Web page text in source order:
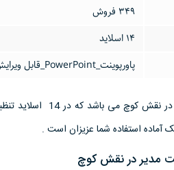
349 فروش
14 اسلاید
پاورپوینت_PowerPoint_قابل ویرایش
این پاورپوینت
آماده استفاده شما عزیزان است .
مدیر در نقش کوچ